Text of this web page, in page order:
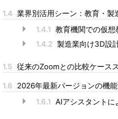
1.4 業界別活用シーン：教育・製
1.4.1 教育機関での仮想
1.4.2 製造業向け3D設
1.5 従来のZoomとの比較ケース
1.6 2026年最新バージョンの機
1.6.1 AIアシスタントに